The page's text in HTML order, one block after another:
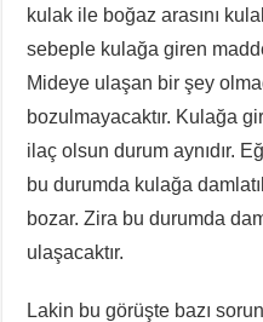
kulak ile boğaz arasını
sebeple kulağa giren
Mideye ulaşan bir şey
bozulmayacaktır. Kulağa
ilaç olsun durum aynıdır.
bu durumda kulağa
bozar. Zira bu durumda
ulaşacaktır.
Lakin bu görüşte bazı